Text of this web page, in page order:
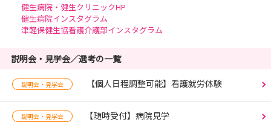
健生病院・健生クリニックHP
健生病院インスタグラム
津軽保健生協看護介護部インスタグラム
説明会・見学会／選考の一覧
説明会・見学会 【個人日程調整可能】看護就労体験
説明会・見学会 【随時受付】病院見学